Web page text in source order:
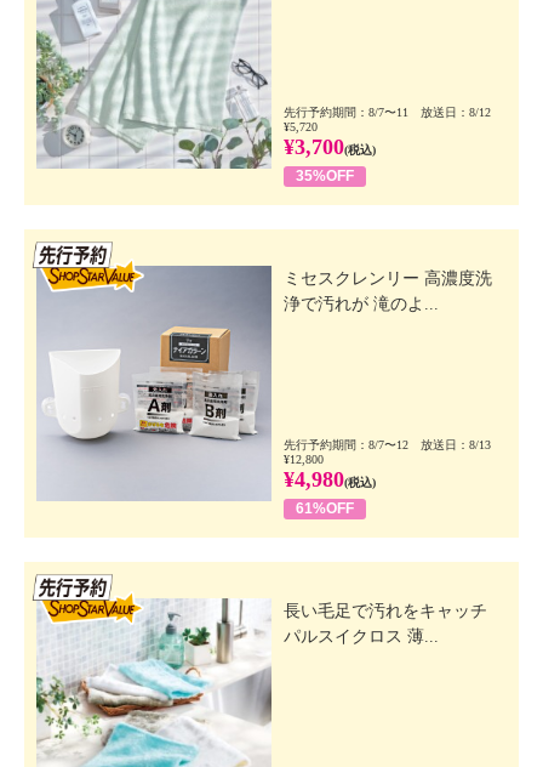
先行予約期間：8/7〜11 放送日：8/12
¥5,720
¥3,700(税込)
35%OFF
ミセスクレンリー 高濃度洗
浄で汚れが 滝のよ...
先行予約期間：8/7〜12 放送日：8/13
¥12,800
¥4,980(税込)
61%OFF
長い毛足で汚れをキャッチ
パルスイクロス 薄...